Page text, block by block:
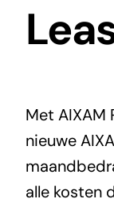
Met AIXAM
nieuwe
alle kosten